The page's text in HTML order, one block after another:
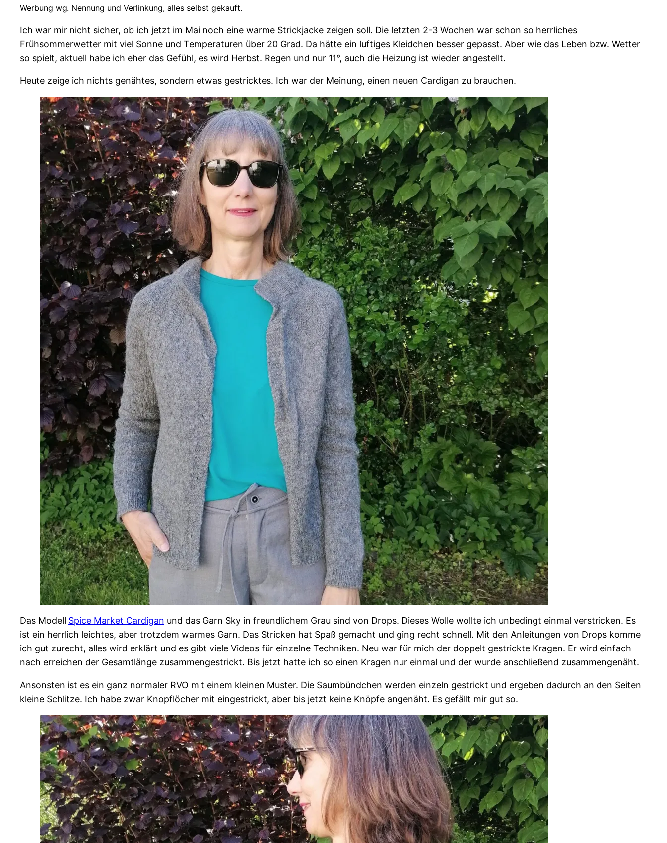
Werbung wg. Nennung und Verlinkung, alles selbst gekauft.
Ich war mir nicht sicher, ob ich jetzt im Mai noch eine warme Strickjacke zeigen soll. Die letzten 2-3 Wochen war schon so herrliches
Frühsommerwetter mit viel Sonne und Temperaturen über 20 Grad. Da hätte ein luftiges Kleidchen besser gepasst. Aber wie das Leben bzw. Wetter
so spielt, aktuell habe ich eher das Gefühl, es wird Herbst. Regen und nur 11°, auch die Heizung ist wieder angestellt.
Heute zeige ich nichts genähtes, sondern etwas gestricktes. Ich war der Meinung, einen neuen Cardigan zu brauchen.
Das Modell Spice Market Cardigan und das Garn Sky in freundlichem Grau sind von Drops. Dieses Wolle wollte ich unbedingt einmal verstricken. Es
ist ein herrlich leichtes, aber trotzdem warmes Garn. Das Stricken hat Spaß gemacht und ging recht schnell. Mit den Anleitungen von Drops komme
ich gut zurecht, alles wird erklärt und es gibt viele Videos für einzelne Techniken. Neu war für mich der doppelt gestrickte Kragen. Er wird einfach
nach erreichen der Gesamtlänge zusammengestrickt. Bis jetzt hatte ich so einen Kragen nur einmal und der wurde anschließend zusammengenäht.
Ansonsten ist es ein ganz normaler RVO mit einem kleinen Muster. Die Saumbündchen werden einzeln gestrickt und ergeben dadurch an den Seiten
kleine Schlitze. Ich habe zwar Knopflöcher mit eingestrickt, aber bis jetzt keine Knöpfe angenäht. Es gefällt mir gut so.